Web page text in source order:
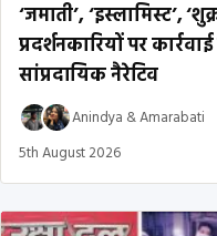
‘जमाती’, ‘इस्लामिस्ट’,
प्रदर्शनकारियों पर
सांप्रदायिक नैरेटिव
Anindya &Amarabati
5th August 2026